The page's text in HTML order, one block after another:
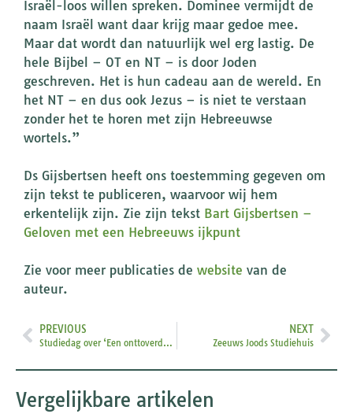
Israël-loos willen spreken. Dominee vermijdt de
naam Israël want daar krijg maar gedoe mee.
Maar dat wordt dan natuurlijk wel erg lastig. De
hele Bijbel – OT en NT – is door Joden
geschreven. Het is hun cadeau aan de wereld. En
het NT – en dus ook Jezus – is niet te verstaan
zonder het te horen met zijn Hebreeuwse
wortels.”
Ds Gijsbertsen heeft ons toestemming gegeven om
zijn tekst te publiceren, waarvoor wij hem
erkentelijk zijn. Zie zijn tekst Bart Gijsbertsen –
Geloven met een Hebreeuws ijkpunt
Zie voor meer publicaties de website van de
auteur.
PREVIOUS
Studiedag over ‘Een onttoverde wereld? Over magie in het Jodendom’
NEXT
Zeeuws Joods Studiehuis
Vergelijkbare artikelen